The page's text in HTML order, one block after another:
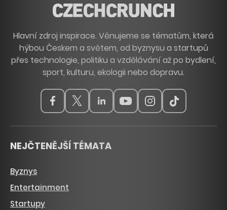
Hlavní zdroj inspirace. Věnujeme se tématům, která
hýbou Českem a světem, od byznysu a startupů
přes technologie, politiku a vzdělávání až po bydlení,
sport, kulturu, ekologii nebo dopravu.
NEJČTENĚJŠÍ TÉMATA
Byznys
Entertainment
Startupy